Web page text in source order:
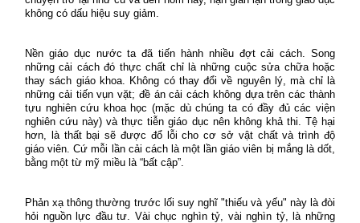
không có dấu hiệu suy giảm.
Nền giáo dục nước ta đã tiến hành nhiều đợt cải cách. Song
những cải cách đó thực chất chỉ là những cuộc sửa chữa hoặc
thay sách giáo khoa. Không có thay đổi về nguyên lý, mà chỉ là
những cải tiến vụn vặt; đề án cải cách không dựa trên các thành
tựu nghiên cứu khoa học (mặc dù chúng ta có đầy đủ các viện
nghiên cứu này) và thực tiễn giáo dục nên không khả thi. Tệ hại
hơn, là thất bại sẽ được đổ lỗi cho cơ sở vật chất và trình độ
giáo viên. Cứ mỗi lần cải cách là một lần giáo viên bị mắng là dốt,
bằng một từ mỹ miều là “bất cập”.
Phản xạ thông thường trước lối suy nghĩ "thiếu và yếu" này là đòi
hỏi nguồn lực đầu tư. Vài chục nghìn tỷ, vài nghìn tỷ, là những